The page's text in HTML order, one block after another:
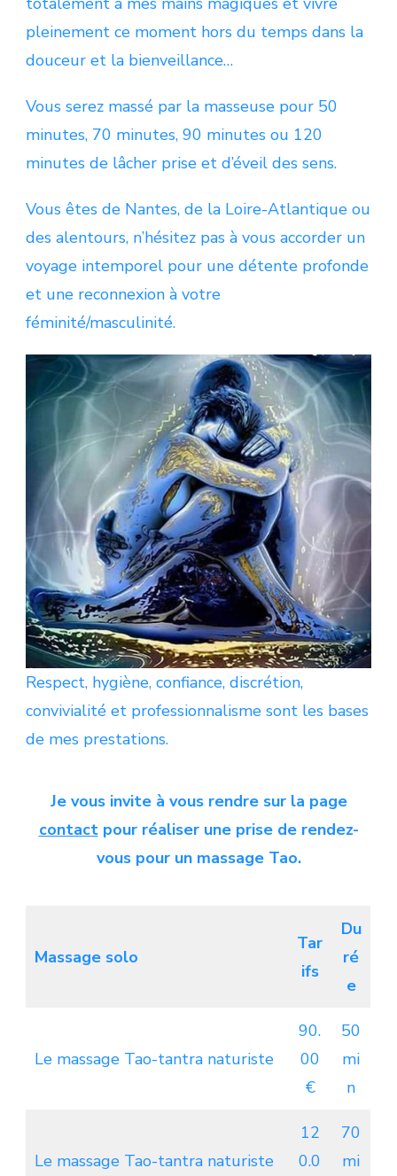
pleinement ce moment hors du temps dans la
douceur et la bienveillance…
Vous serez massé par la masseuse pour 50
minutes, 70 minutes, 90 minutes ou 120
minutes de lâcher prise et d’éveil des sens.
Vous êtes de Nantes, de la Loire-Atlantique ou
des alentours, n’hésitez pas à vous accorder un
voyage intemporel pour une détente profonde
et une reconnexion à votre
féminité/masculinité.
Respect, hygiène, confiance, discrétion,
convivialité et professionnalisme sont les bases
de mes prestations.
Je vous invite à vous rendre sur la page
contactpour réaliser une prise de rendez-
vous pour un massage Tao.
Massage solo
Tar
ifs
Du
ré
e
Le massage Tao-tantra naturiste
90.
00
€
50
mi
n
Le massage Tao-tantra naturiste
12
0.0
70
mi